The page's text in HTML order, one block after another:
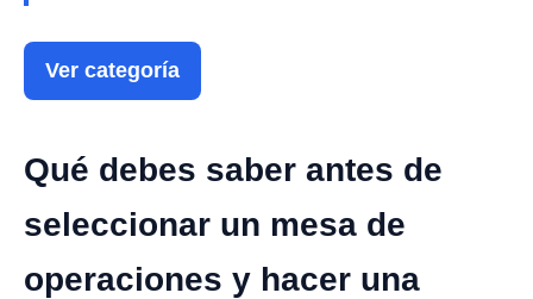
Ver categoría
Qué debes saber antes de
seleccionar un mesa de
operaciones y hacer una